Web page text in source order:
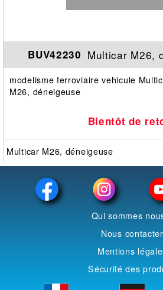
BUV42230 Multicar M26,
modelisme ferroviaire vehicule
M26, déneigeuse
Bientôt de
Multicar M26, déneigeuse
Qui sommes
Nous contacter
Mentions
Sécurité des